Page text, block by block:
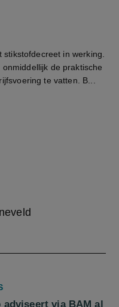
in werking.
de praktische
te vatten. B...
adviseert via BAM al